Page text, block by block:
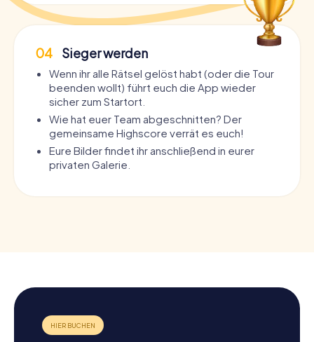
04 Sieger werden
Wenn ihr alle Rätsel gelöst habt (oder die Tour
beenden wollt) führt euch die App wieder
sicher zum Startort.
Wie hat euer Team abgeschnitten? Der
gemeinsame Highscore verrät es euch!
Eure Bilder findet ihr anschließend in eurer
privaten Galerie.